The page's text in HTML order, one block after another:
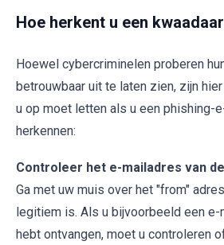
Hoe herkent u een
Hoewel cybercriminelen proberen
betrouwbaar uit te laten zien, zijn
u op moet letten als u een phishing-
herkennen:
Controleer het e-mailadres van
Ga met uw muis over het "from"
legitiem is. Als u bijvoorbeeld een
hebt ontvangen, moet u controleren